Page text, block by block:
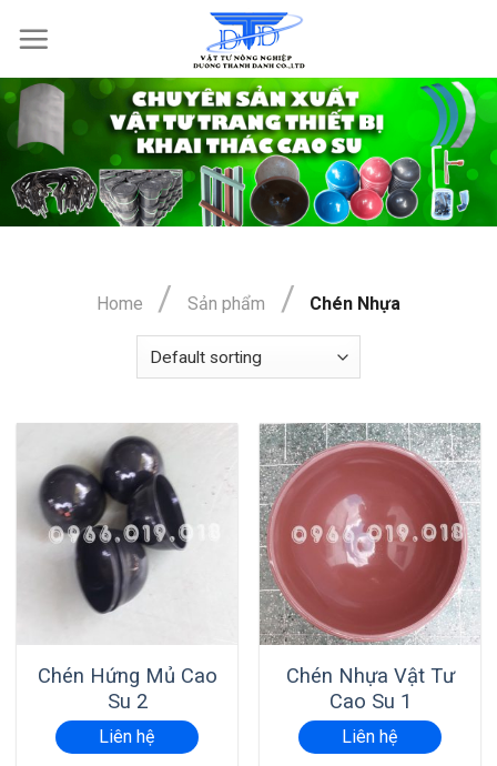
Home / Sản phẩm / Chén Nhựa
Chén Hứng Mủ Cao
Su 2
Liên hệ
Chén Nhựa Vật Tư
Cao Su 1
Liên hệ